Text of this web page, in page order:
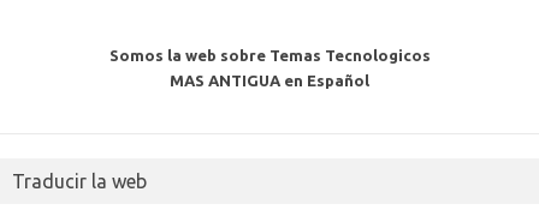
Somos la web sobre Temas Tecnologicos
MAS ANTIGUA en Español
Traducir la web